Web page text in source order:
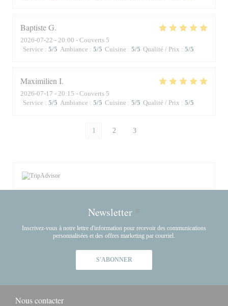
BaptisteG
2026-07-22 - 20:00 - Couverts 5
Service : 5/5 Ambiance : 5/5 Cuisine : 5/5 Qualité / Prix : 5/5
Maximilien I
2026-07-17 - 20:15 - Couverts 5
Service : 5/5 Ambiance : 5/5 Cuisine : 5/5 Qualité / Prix : 5/5
1 2 3
Newsletter *
Inscrivez-vous à notre lettre d'information pour recevoir des communications
personnalisées et des offres marketing par courriel.
S'ABONNER
Nous contacter